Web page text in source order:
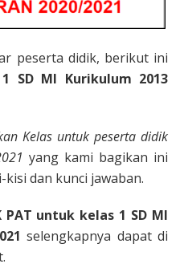
peserta didik, berikut ini
SD MI Kurikulum 2013
Kelas untuk peserta didik
yang kami bagikan ini
dan kunci jawaban.
untuk kelas 1 SD MI
selengkapnya dapat di